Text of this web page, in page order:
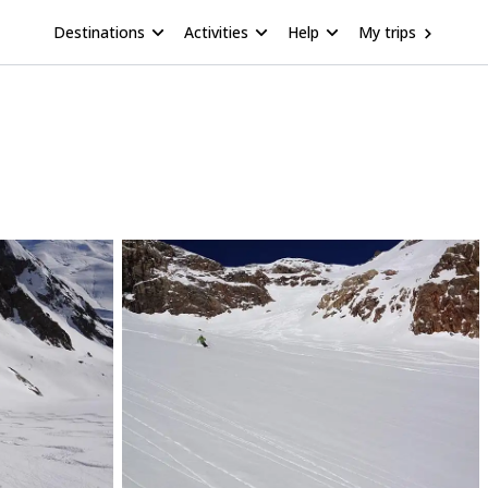
Destinations Activities Help My trips